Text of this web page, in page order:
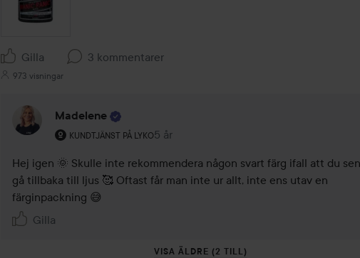
Gilla 3 kommentarer
973 visningar
Madelene
KUNDTJÄNST PÅ LYKO
Användarens roll: Kundtjänst på Lyko.
5 år
Kommentaren lades 5 år
Hej igen 🌞 Skulle inte rekommendera någon svart färg ifall att du
gå tillbaka till ljus 🥰 Oftast får man inte ur allt, inte ens utav en
färginpackning 😅
Gilla
VISA ÄLDRE (2 TILL)